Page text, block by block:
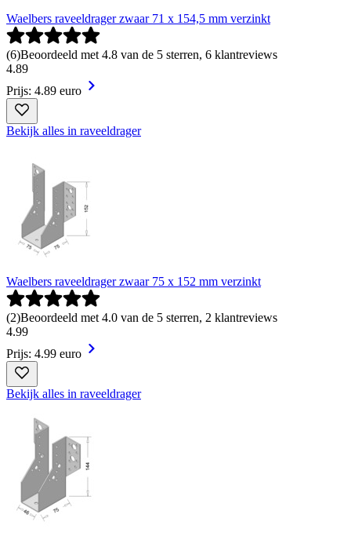
Waelbers raveeldrager zwaar 71 x 154,5 mm verzinkt
(6)Beoordeeld met 4.8 van de 5 sterren, 6 klantreviews
4.89
Prijs: 4.89 euro
Bekijk alles in raveeldrager
Waelbers raveeldrager zwaar 75 x 152 mm verzinkt
(2)Beoordeeld met 4.0 van de 5 sterren, 2 klantreviews
4.99
Prijs: 4.99 euro
Bekijk alles in raveeldrager